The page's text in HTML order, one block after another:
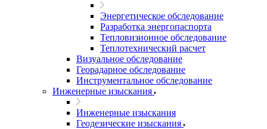
Энергетическое обследование
Разработка энергопаспорта
Тепловизионное обследование
Теплотехнический расчет
Визуальное обследование
Георадарное обследование
Инструментальное обследование
Инженерные изыскания
Инженерные изыскания
Геодезические изыскания